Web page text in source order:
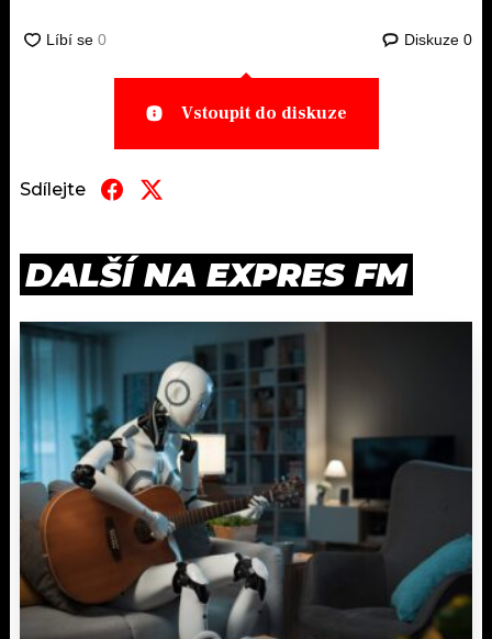
Diskuze 0
Vstoupit do diskuze
Sdílejte
DALŠÍ NA EXPRES FM